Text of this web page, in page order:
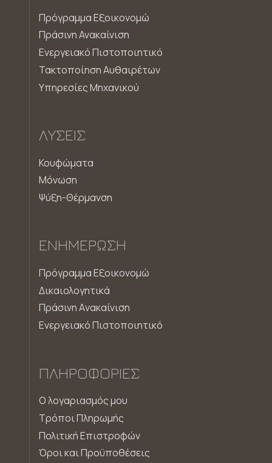
Πρόγραμμα Εξοικονομώ
Πράσινη Ανακαίνιση
Ενεργειακό Πιστοποιητικό
Τακτοποίηση Αυθαιρέτων
Υπηρεσίες Μηχανικού
ΛΎΣΕΙΣ
Κουφώματα
Μόνωση
Ψύξη-Θέρμανση
ΕΝΗΜΈΡΩΣΗ
Πρόγραμμα Εξοικονομώ
Δικαιολογητικά
Πράσινη Aνακαίνιση
Ενεργειακό Πιστοποιητικό
ΠΛΗΡΟΦΟΡΊΕΣ
Ο λογαριασμός μου
Τρόποι Πληρωμής
Πολιτική Επιστροφών
Όροι και Προϋποθέσεις